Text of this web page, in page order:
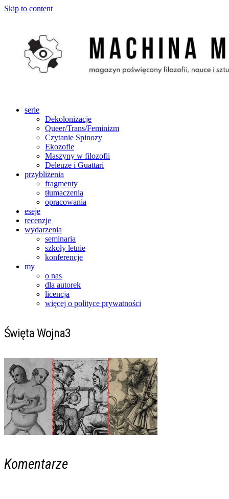
Skip to content
serie
Dekolonizacje
Queer/Trans/Feminizm
Czytanie Spinozy
Ekozofie
Maszyny w filozofii
Deleuze i Guattari
przybliżenia
fragmenty
tłumaczenia
opracowania
eseje
recenzje
wydarzenia
seminaria
szkoły letnie
konferencje
my
o nas
dla autorek
licencja
więcej o polityce prywatności
Święta Wojna3
Komentarze